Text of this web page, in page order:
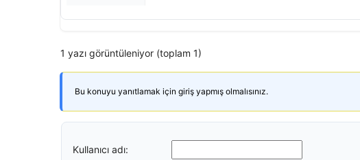
1 yazı görüntüleniyor (toplam 1)
Bu konuyu yanıtlamak için giriş yapmış olmalısınız.
Kullanıcı adı: